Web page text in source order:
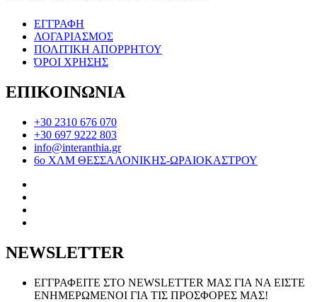
ΕΓΓΡΑΦΗ
ΛΟΓΑΡΙΑΣΜΟΣ
ΠΟΛΙΤΙΚΗ ΑΠΟΡΡΗΤΟΥ
ΌΡΟΙ ΧΡΗΣΗΣ
ΕΠΙΚΟΙΝΩΝΙΑ
+30 2310 676 070
+30 697 9222 803
info@interanthia.gr
6ο ΧΛΜ ΘΕΣΣΑΛΟΝΙΚΗΣ-ΩΡΑΙΟΚΑΣΤΡΟΥ
NEWSLETTER
ΕΓΓΡΑΦΕΙΤΕ ΣΤΟ NEWSLETTER ΜΑΣ ΓΙΑ ΝΑ ΕΙΣΤΕ
ΕΝΗΜΕΡΩΜΕΝΟΙ ΓΙΑ ΤΙΣ ΠΡΟΣΦΟΡΕΣ ΜΑΣ!